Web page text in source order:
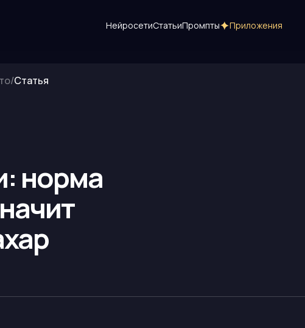
НейросетиСтатьиПромпты Приложения
/Статья
норма